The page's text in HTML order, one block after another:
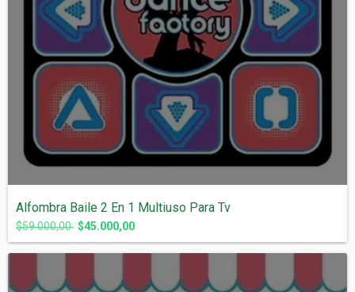
Alfombra Baile 2 En 1 Multiuso Para Tv
$59.000,00 $45.000,00